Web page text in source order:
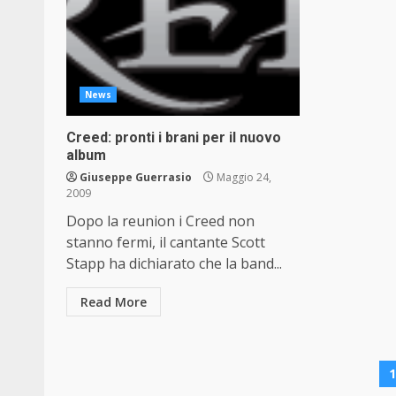
News
Creed: pronti i brani per il nuovo
album
Giuseppe Guerrasio
Maggio 24,
2009
Dopo la reunion i Creed non
stanno fermi, il cantante Scott
Stapp ha dichiarato che la band...
Read More
1